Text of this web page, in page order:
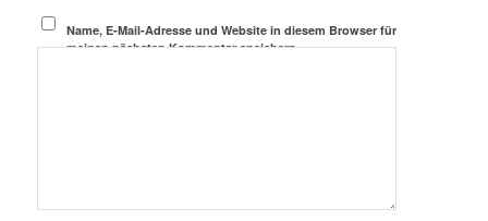
Name, E-Mail-Adresse und Website in diesem Browser für
meinen nächsten Kommentar speichern.